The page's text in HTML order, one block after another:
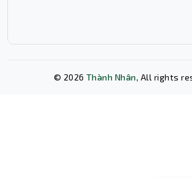
© 2026 Thành Nhân, All rights